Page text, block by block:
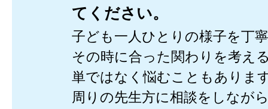
てください。
子ども一人ひとりの様子を丁
その時に合った関わりを考え
単ではなく悩むこともありま
周りの先生方に相談をしなが